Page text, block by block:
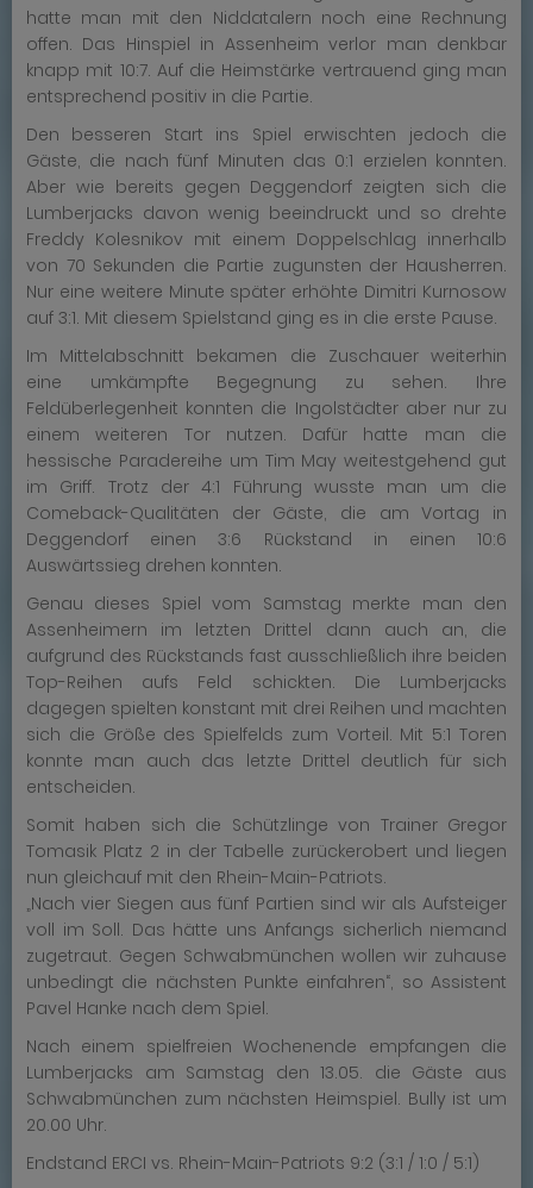
hatte man mit den Niddatalern noch eine Rechnung
offen. Das Hinspiel in Assenheim verlor man denkbar
knapp mit 10:7. Auf die Heimstärke vertrauend ging man
entsprechend positiv in die Partie.
Den besseren Start ins Spiel erwischten jedoch die
Gäste, die nach fünf Minuten das 0:1 erzielen konnten.
Aber wie bereits gegen Deggendorf zeigten sich die
Lumberjacks davon wenig beeindruckt und so drehte
Freddy Kolesnikov mit einem Doppelschlag innerhalb
von 70 Sekunden die Partie zugunsten der Hausherren.
Nur eine weitere Minute später erhöhte Dimitri Kurnosow
auf 3:1. Mit diesem Spielstand ging es in die erste Pause.
Im Mittelabschnitt bekamen die Zuschauer weiterhin
eine umkämpfte Begegnung zu sehen. Ihre
Feldüberlegenheit konnten die Ingolstädter aber nur zu
einem weiteren Tor nutzen. Dafür hatte man die
hessische Paradereihe um Tim May weitestgehend gut
im Griff. Trotz der 4:1 Führung wusste man um die
Comeback-Qualitäten der Gäste, die am Vortag in
Deggendorf einen 3:6 Rückstand in einen 10:6
Auswärtssieg drehen konnten.
Genau dieses Spiel vom Samstag merkte man den
Assenheimern im letzten Drittel dann auch an, die
aufgrund des Rückstands fast ausschließlich ihre beiden
Top-Reihen aufs Feld schickten. Die Lumberjacks
dagegen spielten konstant mit drei Reihen und machten
sich die Größe des Spielfelds zum Vorteil. Mit 5:1 Toren
konnte man auch das letzte Drittel deutlich für sich
entscheiden.
Somit haben sich die Schützlinge von Trainer Gregor
Tomasik Platz 2 in der Tabelle zurückerobert und liegen
nun gleichauf mit den Rhein-Main-Patriots.
„Nach vier Siegen aus fünf Partien sind wir als Aufsteiger
voll im Soll. Das hätte uns Anfangs sicherlich niemand
zugetraut. Gegen Schwabmünchen wollen wir zuhause
unbedingt die nächsten Punkte einfahren“, so Assistent
Pavel Hanke nach dem Spiel.
Nach einem spielfreien Wochenende empfangen die
Lumberjacks am Samstag den 13.05. die Gäste aus
Schwabmünchen zum nächsten Heimspiel. Bully ist um
20.00 Uhr.
Endstand ERCI vs. Rhein-Main-Patriots 9:2 (3:1 / 1:0 / 5:1)